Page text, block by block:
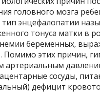
головного мозга
энцефалопатии
тонуса матки в
беременных,
Помимо этих причин,
артериальным
сосуды,
дефицит